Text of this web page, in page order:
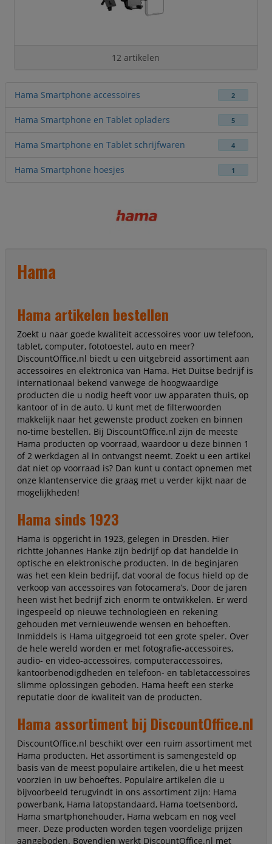
12 artikelen
Hama Smartphone accessoires 2
Hama Smartphone en Tablet opladers 5
Hama Smartphone en Tablet schrijfwaren 4
Hama Smartphone hoesjes 1
Hama
Hama artikelen bestellen
Zoekt u naar goede kwaliteit accessoires voor uw telefoon,
tablet, computer, fototoestel, auto en meer?
DiscountOffice.nl biedt u een uitgebreid assortiment aan
accessoires en elektronica van Hama. Het Duitse bedrijf is
internationaal bekend vanwege de hoogwaardige
producten die u nodig heeft voor uw apparaten thuis, op
kantoor of in de auto. U kunt met de filterwoorden
makkelijk naar het gewenste product zoeken en binnen
no-time bestellen. Bij DiscountOffice.nl zijn de meeste
Hama producten op voorraad, waardoor u deze binnen 1
of 2 werkdagen al in ontvangst neemt. Zoekt u een artikel
dat niet op voorraad is? Dan kunt u contact opnemen met
onze klantenservice die graag met u verder kijkt naar de
mogelijkheden!
Hama sinds 1923
Hama is opgericht in 1923, gelegen in Dresden. Hier
richtte Johannes Hanke zijn bedrijf op dat handelde in
optische en elektronische producten. In de beginjaren
was het een klein bedrijf, dat vooral de focus hield op de
verkoop van accessoires van fotocamera’s. Door de jaren
heen wist het bedrijf zich enorm te ontwikkelen. Er werd
ingespeeld op nieuwe technologieën en rekening
gehouden met vernieuwende wensen en behoeften.
Inmiddels is Hama uitgegroeid tot een grote speler. Over
de hele wereld worden er met fotografie-accessoires,
audio- en video-accessoires, computeraccessoires,
kantoorbenodigdheden en telefoon- en tabletaccessoires
slimme oplossingen geboden. Hama heeft een sterke
reputatie door de kwaliteit van de producten.
Hama assortiment bij DiscountOffice.nl
DiscountOffice.nl beschikt over een ruim assortiment met
Hama producten. Het assortiment is samengesteld op
basis van de meest populaire artikelen, die u het meest
voorzien in uw behoeftes. Populaire artikelen die u
bijvoorbeeld terugvindt in ons assortiment zijn: Hama
powerbank, Hama latopstandaard, Hama toetsenbord,
Hama smartphonehouder, Hama webcam en nog veel
meer. Deze producten worden tegen voordelige prijzen
aangeboden. Bovendien werkt DiscountOffice.nl met